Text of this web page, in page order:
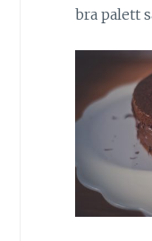
bra palett